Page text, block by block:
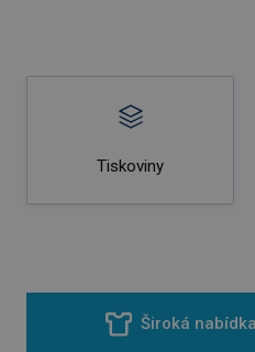
Tiskoviny
Široká